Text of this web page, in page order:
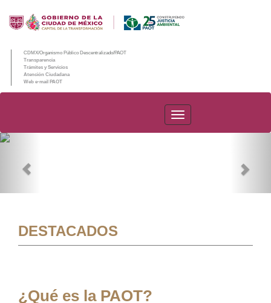
CDMX/Organismo Público Descentralizado/PAOT
Transparencia
Trámites y Servicios
Atención Ciudadana
Web e-mail PAOT
PAOT
DESTACADOS
¿Qué es la PAOT?